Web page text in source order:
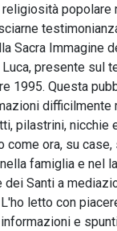
popolare
Sacra Immagine
presente sul
1995. Questa
difficilmente
pilastrini, nicchie
come ora, su
famiglia e nel
dei Santi a
letto con
e